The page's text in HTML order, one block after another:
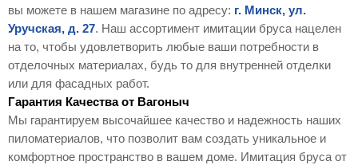
вы можете в нашем магазине по адресу: г. Минск, ул.
Уручская, д. 27. Наш ассортимент имитации бруса нацелен
на то, чтобы удовлетворить любые ваши потребности в
отделочных материалах, будь то для внутренней отделки
или для фасадных работ.
Гарантия Качества от Вагоныч
Мы гарантируем высочайшее качество и надежность наших
пиломатериалов, что позволит вам создать уникальное и
комфортное пространство в вашем доме. Имитация бруса от